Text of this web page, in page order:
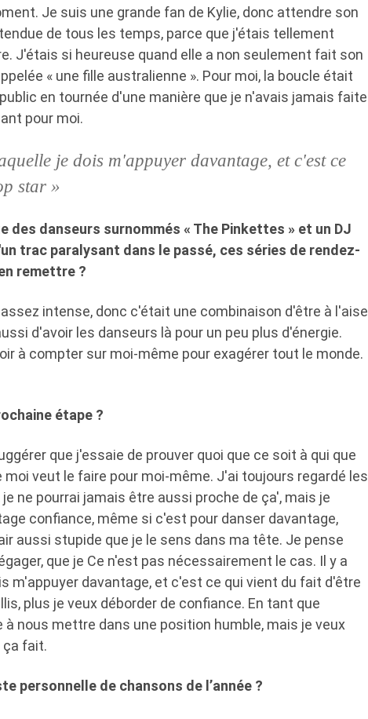
Je suis une grande fan de Kylie, donc attendre son
de tous les temps, parce que j'étais tellement
J'étais si heureuse quand elle a non seulement fait son
« une fille australienne ». Pour moi, la boucle était
en tournée d'une manière que je n'avais jamais faite
pour moi.
je dois m'appuyer davantage, et c'est ce
star »
danseurs surnommés « The Pinkettes » et un DJ
trac paralysant dans le passé, ces séries de rendez-
remettre ?
intense, donc c'était une combinaison d'être à l'aise
d'avoir les danseurs là pour un peu plus d'énergie.
à compter sur moi-même pour exagérer tout le monde.
étape ?
que j'essaie de prouver quoi que ce soit à qui que
veut le faire pour moi-même. J'ai toujours regardé les
ne pourrai jamais être aussi proche de ça', mais je
confiance, même si c'est pour danser davantage,
aussi stupide que je le sens dans ma tête. Je pense
que je Ce n'est pas nécessairement le cas. Il y a
m'appuyer davantage, et c'est ce qui vient du fait d'être
plus je veux déborder de confiance. En tant que
nous mettre dans une position humble, mais je veux
ça fait.
personnelle de chansons de l’année ?